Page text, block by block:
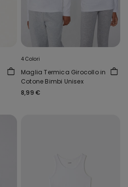
4 Colori
Maglia Termica Girocollo in
Cotone Bimbi Unisex
8,99 €